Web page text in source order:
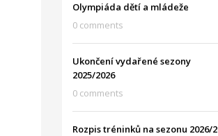
Olympiáda dětí a mládeže
0 comments
Ukončení vydařené sezony
2025/2026
0 comments
Rozpis tréninků na sezonu 2026/